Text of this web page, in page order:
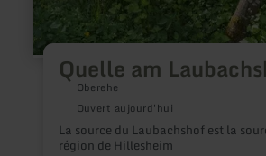
Quelle am
Oberehe
Ouvert aujourd'hui
La source du Laubachshof est la
région de Hillesheim